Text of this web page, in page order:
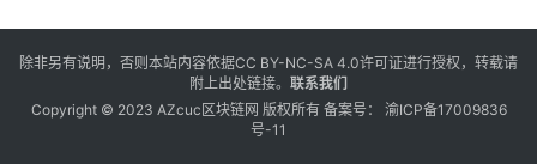
除非另有说明，否则本站内容依据CC BY-NC-SA 4.0许可证进行授权，转载请
附上出处链接。 联系我们
Copyright © 2023 AZcuc区块链网 版权所有 备案号： 渝ICP备17009836
号-11